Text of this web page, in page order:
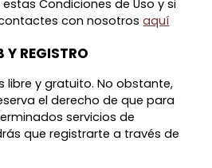
Condiciones de Uso y si
con nosotrosaquí
Y REGISTRO
libre y gratuito. No obstante,
el derecho de que para
servicios de
que registrarte a través de